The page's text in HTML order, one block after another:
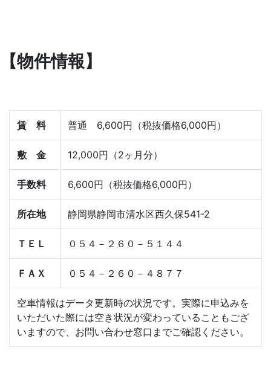
【物件情報】
賃 料 普通 6,600円（税抜価格6,000円）
敷 金 12,000円（2ヶ月分）
手数料 6,600円（税抜価格6,000円）
所在地 静岡県静岡市清水区西久保541-2
ＴＥＬ ０５４－２６０－５１４４
ＦＡＸ ０５４－２６０－４８７７
空車情報はデータ更新時の状況です。実際に申込みを
いただいた際には空き状況が変わっていることもござ
いますので、お問い合わせ窓口までご確認ください。